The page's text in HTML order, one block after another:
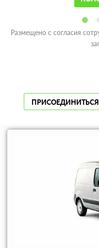
Размещено с согласия